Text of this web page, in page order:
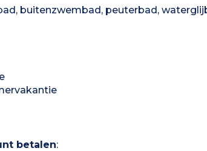
buitenzwembad, peuterbad,
betalen: